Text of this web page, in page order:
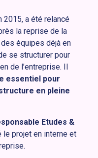
2015, a été relancé
la reprise de la
équipes déjà en
se structurer pour
de l’entreprise. Il
essentiel pour
en pleine
Etudes &
le projet en interne et